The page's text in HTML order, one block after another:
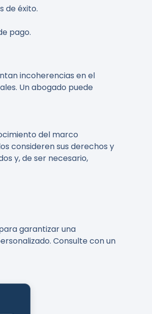
de éxito.
pago.
incoherencias en el
Un abogado puede
del marco
consideren sus derechos y
y, de ser necesario,
garantizar una
Consulte con un